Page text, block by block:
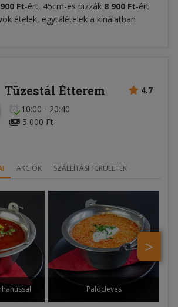
Ft-ért, 45cm-es pizzák 8 900 Ft-ért
ételek, egytálételek a kínálatban
4.7
Tüzestál Étterem
10:00 - 20:40
5 000 Ft
AKCIÓK SZÁLLÍTÁSI TERÜLETEK
>
Palócleves